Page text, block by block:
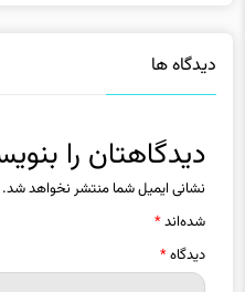
نشانی ایمیل شما منتشر نخواهد شد.
شده‌اند*
دیدگاه*